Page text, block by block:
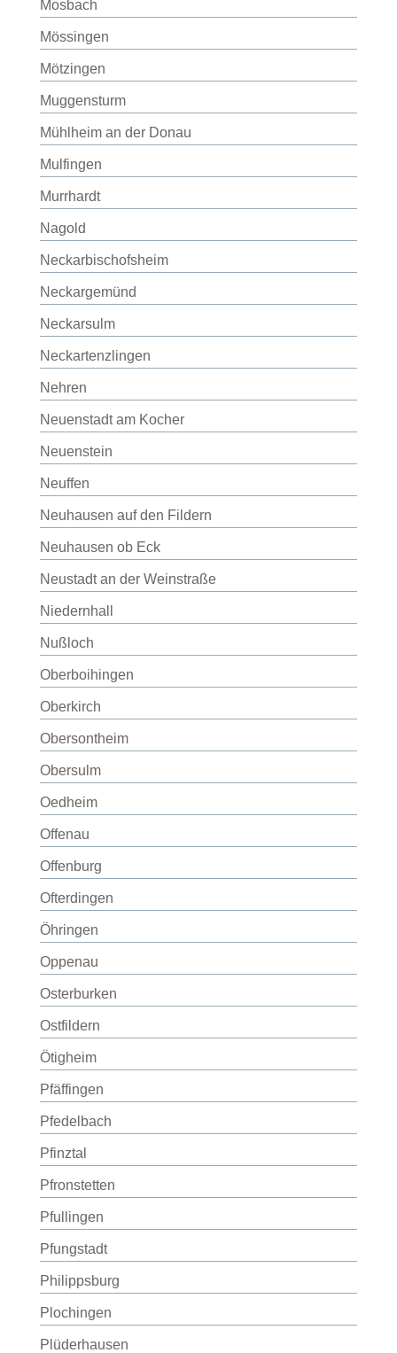
Mosbach
Mössingen
Mötzingen
Muggensturm
Mühlheim an der Donau
Mulfingen
Murrhardt
Nagold
Neckarbischofsheim
Neckargemünd
Neckarsulm
Neckartenzlingen
Nehren
Neuenstadt am Kocher
Neuenstein
Neuffen
Neuhausen auf den Fildern
Neuhausen ob Eck
Neustadt an der Weinstraße
Niedernhall
Nußloch
Oberboihingen
Oberkirch
Obersontheim
Obersulm
Oedheim
Offenau
Offenburg
Ofterdingen
Öhringen
Oppenau
Osterburken
Ostfildern
Ötigheim
Pfäffingen
Pfedelbach
Pfinztal
Pfronstetten
Pfullingen
Pfungstadt
Philippsburg
Plochingen
Plüderhausen